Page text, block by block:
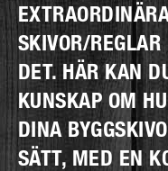
SKIVOR/
DET. HÄR KAN
KUNSKAP OM
DINA
SÄTT, MED EN